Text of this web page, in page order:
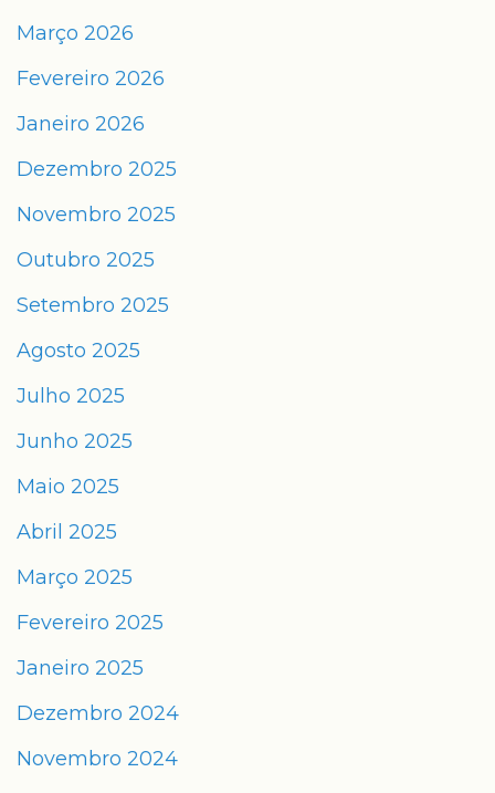
Março 2026
Fevereiro 2026
Janeiro 2026
Dezembro 2025
Novembro 2025
Outubro 2025
Setembro 2025
Agosto 2025
Julho 2025
Junho 2025
Maio 2025
Abril 2025
Março 2025
Fevereiro 2025
Janeiro 2025
Dezembro 2024
Novembro 2024